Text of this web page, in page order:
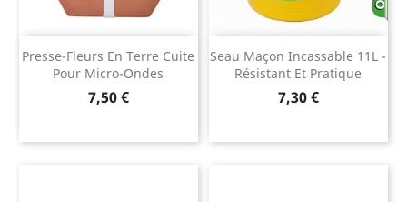
Presse-Fleurs En Terre Cuite
Pour Micro-Ondes
Prix
7,50 €
Seau Maçon Incassable 11L -
Résistant Et Pratique
Prix
7,30 €